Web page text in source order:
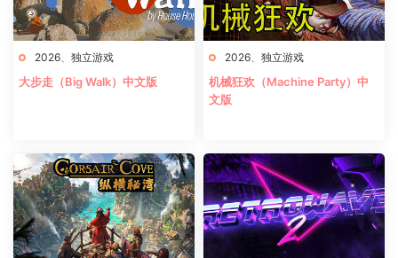
2026、 独立游戏
大步走（Big Walk）中文版
2026、 独立游戏
机械狂欢（Machine Party）中
文版